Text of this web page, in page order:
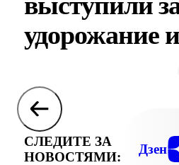
удорожание
СЛЕДИТЕ ЗА
НОВОСТЯМИ:
Дзен